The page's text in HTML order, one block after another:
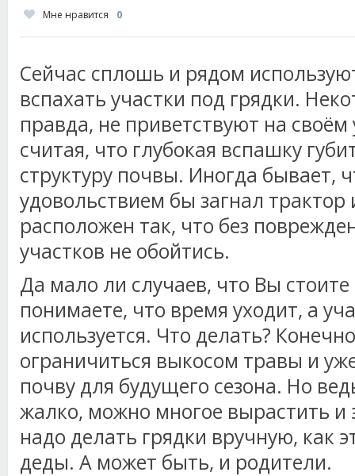
Мне нравится 0
Сейчас сплошь и рядом
вспахать участки под грядки.
правда, не приветствуют на своём
считая, что глубокая вспашку
структуру почвы. Иногда бывает,
удовольствием бы загнал трактор
расположен так, что без
участков не обойтись.
Да мало ли случаев, что Вы стоите
понимаете, что время уходит, а
используется. Что делать?
ограничиться выкосом травы и
почву для будущего сезона. Но
жалко, можно многое вырастить и
надо делать грядки вручную, как
деды. А может быть, и родители.